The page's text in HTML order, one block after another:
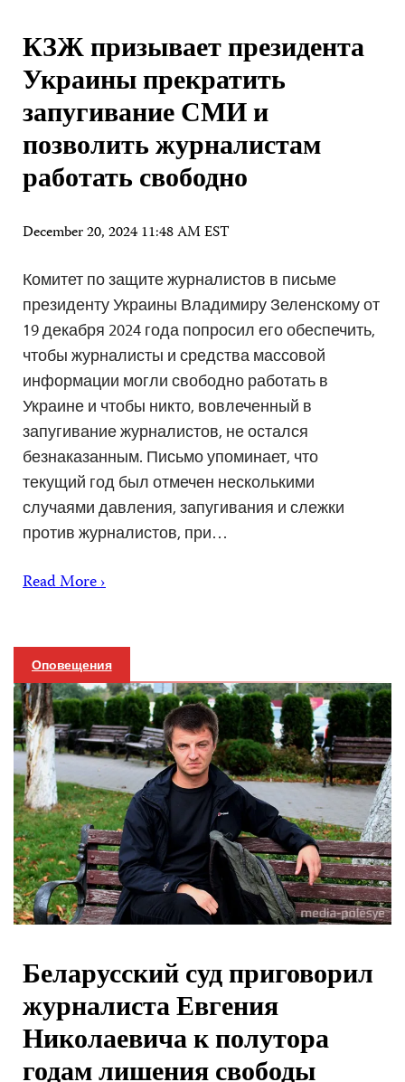
КЗЖ призывает президента
Украины прекратить
запугивание СМИ и
позволить журналистам
работать свободно
December 20, 2024 11:48 AM EST
Комитет по защите журналистов в письме
президенту Украины Владимиру Зеленскому от
19 декабря 2024 года попросил его обеспечить,
чтобы журналисты и средства массовой
информации могли свободно работать в
Украине и чтобы никто, вовлеченный в
запугивание журналистов, не остался
безнаказанным. Письмо упоминает, что
текущий год был отмечен несколькими
случаями давления, запугивания и слежки
против журналистов, при…
Read More ›
Оповещения
Беларусский суд приговорил
журналиста Евгения
Николаевича к полутора